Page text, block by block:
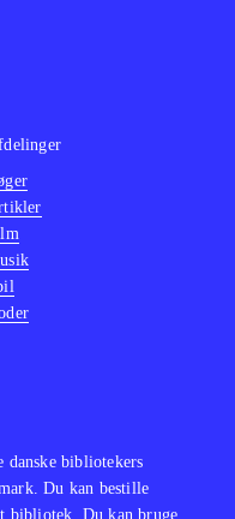
bibliotekers
Du kan bestille
bibliotek. Du kan bruge